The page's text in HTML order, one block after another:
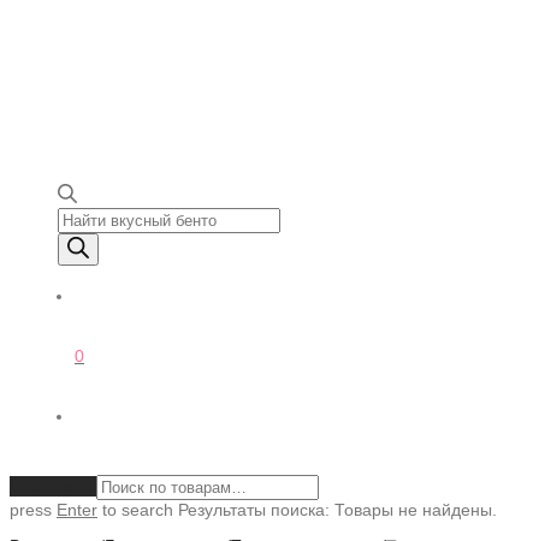
Поиск товаров
0
press Enter to search Результаты поиска: Товары не найдены.